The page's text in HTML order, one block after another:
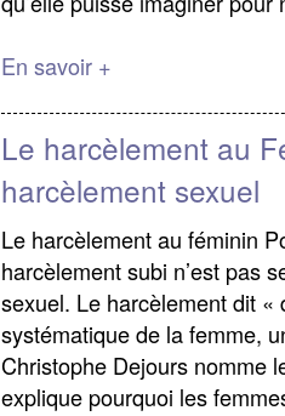
En savoir +
Le harcèlement au
harcèlement sexuel
Le harcèlement au féminin
harcèlement subi n’est pas
sexuel. Le harcèlement dit
systématique de la femme,
Christophe Dejours nomme
explique pourquoi les